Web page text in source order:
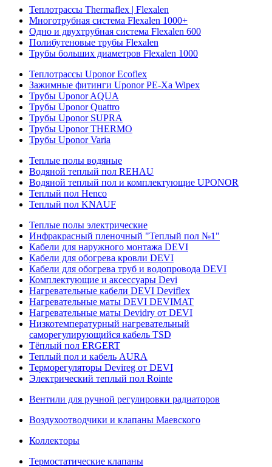
Теплотрассы Thermaflex | Flexalen
Многотрубная система Flexalen 1000+
Одно и двухтрубная система Flexalen 600
Полибутеновые трубы Flexalen
Трубы больших диаметров Flexalen 1000
Теплотрассы Uponor Ecoflex
Зажимные фитинги Uponor PE-Xa Wipex
Трубы Uponor AQUA
Трубы Uponor Quattro
Трубы Uponor SUPRA
Трубы Uponor THERMO
Трубы Uponor Varia
Теплые полы водяные
Водяной теплый пол REHAU
Водяной теплый пол и комплектующие UPONOR
Теплый пол Henco
Теплый пол KNAUF
Теплые полы электрические
Инфракрасный пленочный "Теплый пол №1"
Кабели для наружного монтажа DEVI
Кабели для обогрева кровли DEVI
Кабели для обогрева труб и водопровода DEVI
Комплектующие и аксессуары Devi
Нагревательные кабели DEVI Deviflex
Нагревательные маты DEVI DEVIMAT
Нагревательные маты Devidry от DEVI
Низкотемпературный нагревательный
саморегулирующийся кабель TSD
Тёплый пол ERGERT
Теплый пол и кабель AURA
Терморегуляторы Devireg от DEVI
Электрический теплый пол Rointe
Вентили для ручной регулировки радиаторов
Воздухоотводчики и клапаны Маевского
Коллекторы
Термостатические клапаны